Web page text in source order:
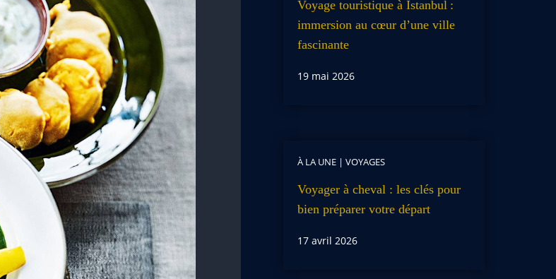
Voyage touristique à Istanbul :
immersion au cœur d’une ville
fascinante
19 mai 2026
À LA UNE| VOYAGES
Voyager à cheval : les clés pour
bien préparer votre départ
17 avril 2026